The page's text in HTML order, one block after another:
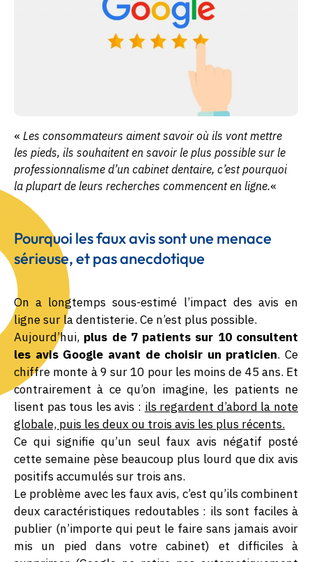
« Les consommateurs aiment savoir où ils vont mettre
les pieds, ils souhaitent en savoir le plus possible sur le
professionnalisme d’un cabinet dentaire, c’est pourquoi
la plupart de leurs recherches commencent en ligne.«
Pourquoi les faux avis sont une menace
sérieuse, et pas anecdotique
On a longtemps sous-estimé l’impact des avis en
ligne sur la dentisterie. Ce n’est plus possible.
Aujourd’hui, plus de 7 patients sur 10 consultent
les avis Google avant de choisir un praticien. Ce
chiffre monte à 9 sur 10 pour les moins de 45 ans. Et
contrairement à ce qu’on imagine, les patients ne
lisent pas tous les avis : ils regardent d’abord la note
globale, puis les deux ou trois avis les plus récents.
Ce qui signifie qu’un seul faux avis négatif posté
cette semaine pèse beaucoup plus lourd que dix avis
positifs accumulés sur trois ans.
Le problème avec les faux avis, c’est qu’ils combinent
deux caractéristiques redoutables : ils sont faciles à
publier (n’importe qui peut le faire sans jamais avoir
mis un pied dans votre cabinet) et difficiles à